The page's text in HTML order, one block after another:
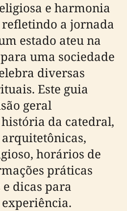
e harmonia
a jornada
estado ateu na
uma sociedade
diversas
Este guia
geral
da catedral,
horários de
práticas
dicas para